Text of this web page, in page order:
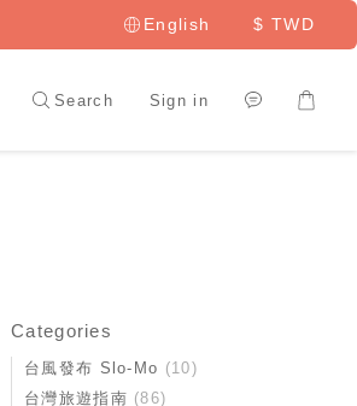
English $ TWD
Member
Search Sign in
Categories
台風發布 Slo-Mo (10)
台灣旅遊指南 (86)